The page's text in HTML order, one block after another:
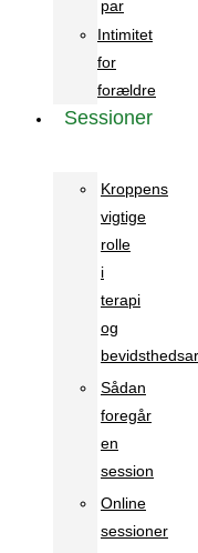
par
Intimitet
for
forældre
Sessioner
Kroppens
vigtige
rolle
i
terapi
og
Sådan
foregår
en
session
Online
sessioner